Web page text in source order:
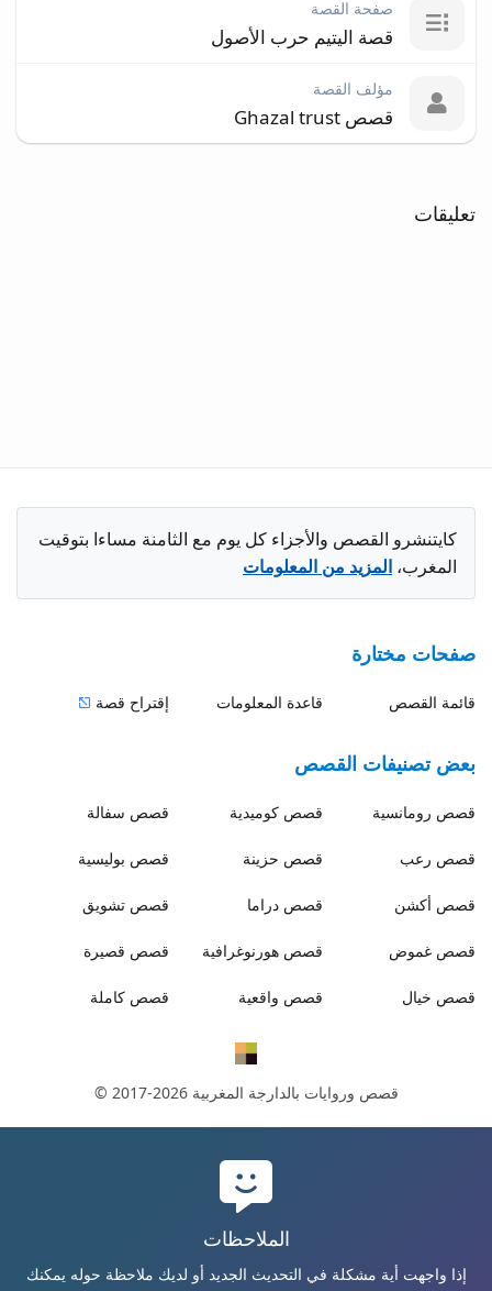
صفحة القصة
قصة اليتيم حرب الأصول
مؤلف القصة
قصص Ghazal trust
تعليقات
كايتنشرو القصص والأجزاء كل يوم مع الثامنة مساءا بتوقيت
المغرب، المزيد من المعلومات
صفحات مختارة
قائمة القصص قاعدة المعلومات إقتراح قصة
بعض تصنيفات القصص
قصص رومانسية قصص كوميدية قصص سفالة
قصص رعب قصص حزينة قصص بوليسية
قصص أكشن قصص دراما قصص تشويق
قصص غموض قصص هورنوغرافية قصص قصيرة
قصص خيال قصص واقعية قصص كاملة
قصص وروايات بالدارجة المغربية© 2017-2026
الملاحظات
إذا واجهت أية مشكلة في التحديث الجديد أو لديك ملاحظة حوله يمكنك